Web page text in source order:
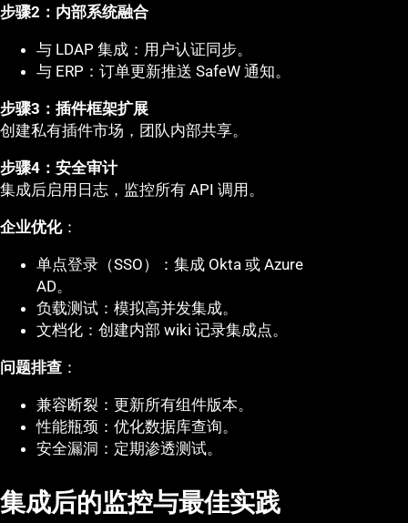
步骤2：内部系统融合
与 LDAP 集成：用户认证同步。
与 ERP：订单更新推送 SafeW 通知。
步骤3：插件框架扩展
创建私有插件市场，团队内部共享。
步骤4：安全审计
集成后启用日志，监控所有 API 调用。
企业优化：
单点登录（SSO）：集成 Okta 或 Azure
AD。
负载测试：模拟高并发集成。
文档化：创建内部 wiki 记录集成点。
问题排查 ：
兼容断裂：更新所有组件版本。
性能瓶颈：优化数据库查询。
安全漏洞：定期渗透测试。
集成后的监控与最佳实践